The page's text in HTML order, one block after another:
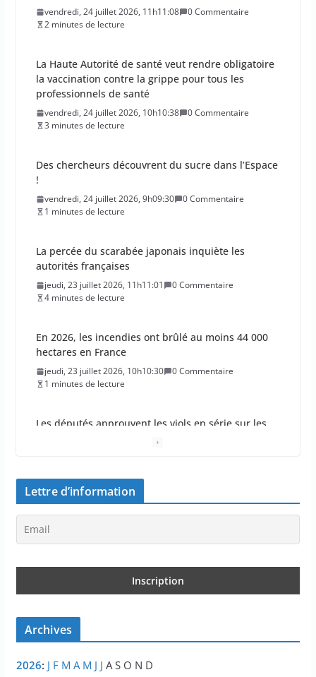
vendredi, 24 juillet 2026, 11h11:08
0 Commentaire
2 minutes de lecture
La Haute Autorité de santé veut rendre obligatoire
la vaccination contre la grippe pour tous les
professionnels de santé
vendredi, 24 juillet 2026, 10h10:38
0 Commentaire
3 minutes de lecture
Des chercheurs découvrent du sucre dans l’Espace
!
vendredi, 24 juillet 2026, 9h09:30
0 Commentaire
1 minutes de lecture
La percée du scarabée japonais inquiète les
autorités françaises
jeudi, 23 juillet 2026, 11h11:01
0 Commentaire
4 minutes de lecture
En 2026, les incendies ont brûlé au moins 44 000
hectares en France
jeudi, 23 juillet 2026, 10h10:30
0 Commentaire
1 minutes de lecture
Les députés approuvent les viols en série sur les
sécurité du quotidien
mercredi, 22 juillet 2026, 12h12:27
0 Commentaire
Les aides aux entreprises dans le budget 2027
mercredi, 22 juillet 2026, 11h11:26
2 minutes de lecture
Lettre d’information
Archives
2026: J F M A M J J A S O N D